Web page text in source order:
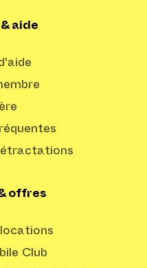
aide
offres
Club